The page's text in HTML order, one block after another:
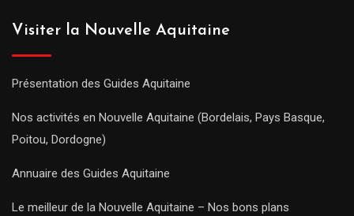
Visiter la Nouvelle Aquitaine
Présentation des Guides Aquitaine
Nos activités en Nouvelle Aquitaine (Bordelais, Pays Basque,
Poitou, Dordogne)
Annuaire des Guides Aquitaine
Le meilleur de la Nouvelle Aquitaine – Nos bons plans